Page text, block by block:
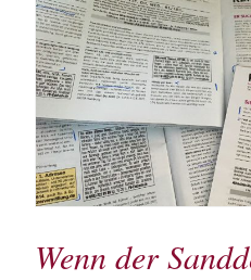
Wenn der